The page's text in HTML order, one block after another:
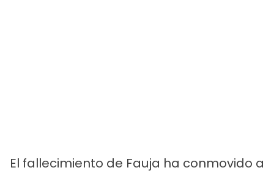
El fallecimiento de Fauja ha conmovido a